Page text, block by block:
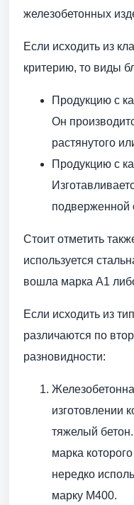
железобетонных
Если исходить из
критерию, то виды
Продукцию с
Он
растянутого
Продукцию с
подверженной
Стоит отметить
используется
вошла марка А1
Если исходить из
различаются по
разновидности:
изготовлении
тяжелый
марка
нередко
марку М400.